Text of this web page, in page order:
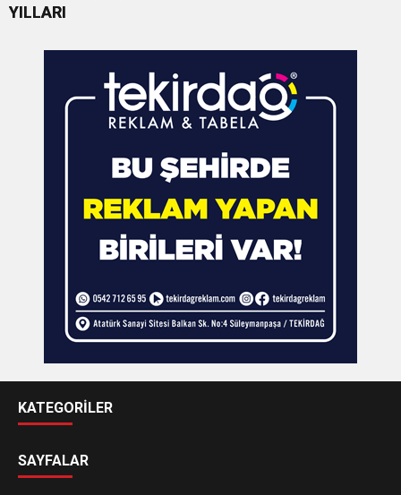
YILLARI
KATEGORİLER
SAYFALAR